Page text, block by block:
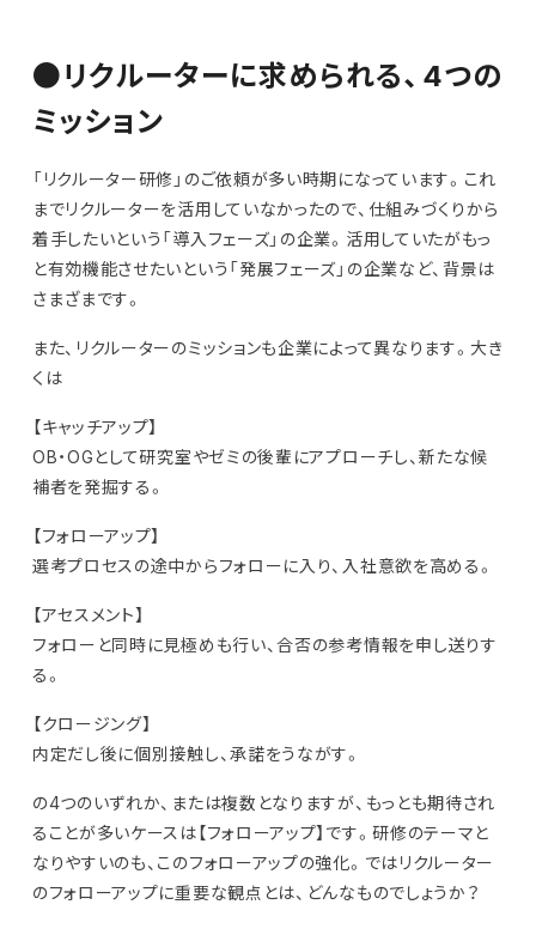
●リクルーターに求められる、4つの
ミッション
「リクルーター研修」のご依頼が多い時期になっています。これ
までリクルーターを活用していなかったので、仕組みづくりから
着手したいという「導入フェーズ」の企業。活用していたがもっ
と有効機能させたいという「発展フェーズ」の企業など、背景は
さまざまです。
また、リクルーターのミッションも企業によって異なります。大き
くは
【キャッチアップ】
OB・OGとして研究室やゼミの後輩にアプローチし、新たな候
補者を発掘する。
【フォローアップ】
選考プロセスの途中からフォローに入り、入社意欲を高める。
【アセスメント】
フォローと同時に見極めも行い、合否の参考情報を申し送りす
る。
【クロージング】
内定だし後に個別接触し、承諾をうながす。
の4つのいずれか、または複数となりますが、もっとも期待され
ることが多いケースは【フォローアップ】です。研修のテーマと
なりやすいのも、このフォローアップの強化。ではリクルーター
のフォローアップに重要な観点とは、どんなものでしょうか？